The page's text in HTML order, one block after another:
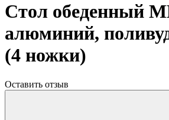
Стол обеденный
алюминий,
(4 ножки)
Оставить отзыв